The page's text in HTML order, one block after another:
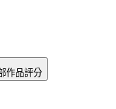
作品評分